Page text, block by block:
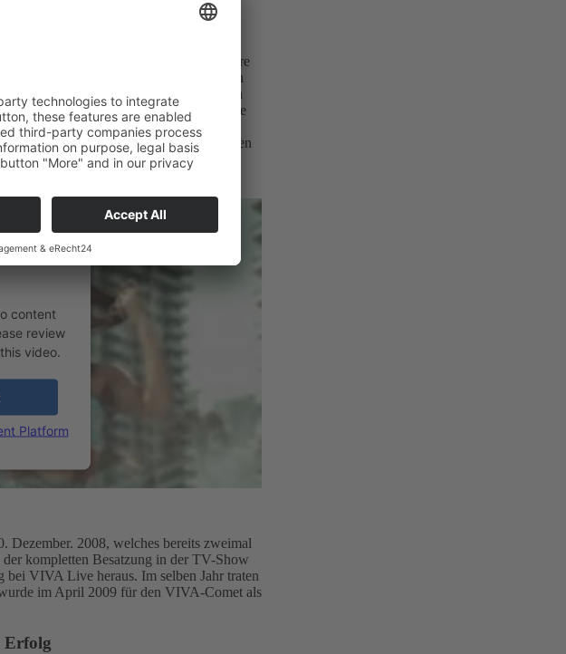
die ersten Mitglieder der Band, Leonore
worden waren, blieb nur noch ein
und jede von ihnen nahm mit den
erblickten am 18. Dezember 2008 die
Alben zusammen mit einem Televoting
Album, erhielten die Kandidatinnen
Antonella Trapani hervor.
the
content
review
video.
Platform
Dezember. 2008, welches bereits zweimal
kompletten Besatzung in der TV-Show
bei VIVA Live heraus. Im selben Jahr traten
im April 2009 für den VIVA-Comet als
Erfolg